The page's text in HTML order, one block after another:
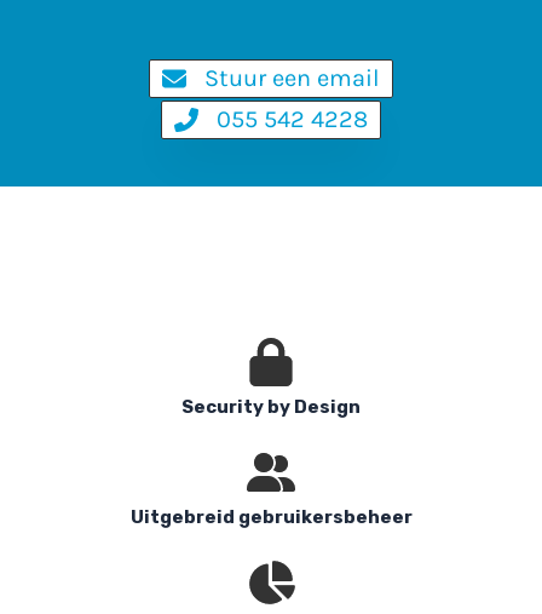
Stuur een email
055 542 4228
Security by Design
Uitgebreid gebruikersbeheer